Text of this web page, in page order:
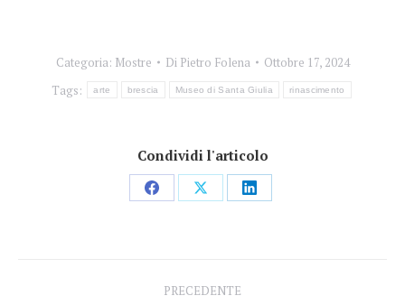
Categoria: Mostre Di Pietro Folena
Ottobre 17, 2024
Tags:
arte brescia Museo di Santa Giulia rinascimento
Condividi l'articolo
CondividiCondividiCondividi
PRECEDENTE